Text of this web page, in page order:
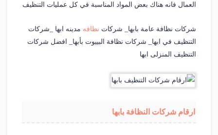
العمال فانه هناك بعض المواد المناسبة في كل عمليات التنظيف
شركات نظافة عامة بابها_ شركات نظافه مدينه ابها _شركات
التنظيف في ابها_ شركات نظافة البييوت بأبها_ افضل شركات
التنظيف المنزلى ابها
ارقام شركات النظافة بابها